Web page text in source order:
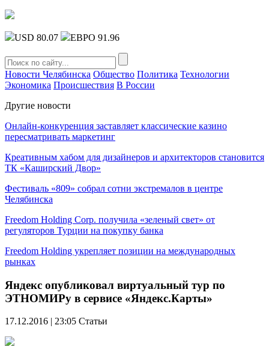
USD 80.07 ЕВРО 91.96
Новости Челябинска Общество Политика Технологии
Экономика Происшествия В России
Другие новости
Онлайн-конкуренция заставляет классические казино
пересматривать маркетинг
Креативным хабом для дизайнеров и архитекторов становится
ТК «Каширский Двор»
Фестиваль «809» собрал сотни экстремалов в центре
Челябинска
Freedom Holding Corp. получила «зеленый свет» от
регуляторов Турции на покупку банка
Freedom Holding укрепляет позиции на международных
рынках
Яндекс опубликовал виртуальный тур по
ЭТНОМИРу в сервисе «Яндекс.Карты»
17.12.2016 | 23:05 Статьи